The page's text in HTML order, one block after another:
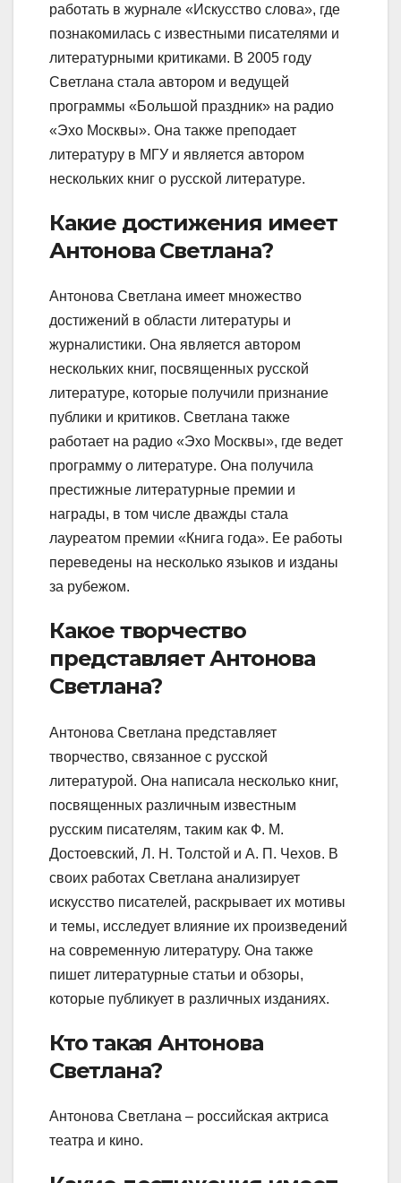
работать в журнале «Искусство слова», где
познакомилась с известными писателями и
литературными критиками. В 2005 году
Светлана стала автором и ведущей
программы «Большой праздник» на радио
«Эхо Москвы». Она также преподает
литературу в МГУ и является автором
нескольких книг о русской литературе.
Какие достижения имеет
Антонова Светлана?
Антонова Светлана имеет множество
достижений в области литературы и
журналистики. Она является автором
нескольких книг, посвященных русской
литературе, которые получили признание
публики и критиков. Светлана также
работает на радио «Эхо Москвы», где ведет
программу о литературе. Она получила
престижные литературные премии и
награды, в том числе дважды стала
лауреатом премии «Книга года». Ее работы
переведены на несколько языков и изданы
за рубежом.
Какое творчество
представляет Антонова
Светлана?
Антонова Светлана представляет
творчество, связанное с русской
литературой. Она написала несколько книг,
посвященных различным известным
русским писателям, таким как Ф. М.
Достоевский, Л. Н. Толстой и А. П. Чехов. В
своих работах Светлана анализирует
искусство писателей, раскрывает их мотивы
и темы, исследует влияние их произведений
на современную литературу. Она также
пишет литературные статьи и обзоры,
которые публикует в различных изданиях.
Кто такая Антонова
Светлана?
Антонова Светлана – российская актриса
театра и кино.